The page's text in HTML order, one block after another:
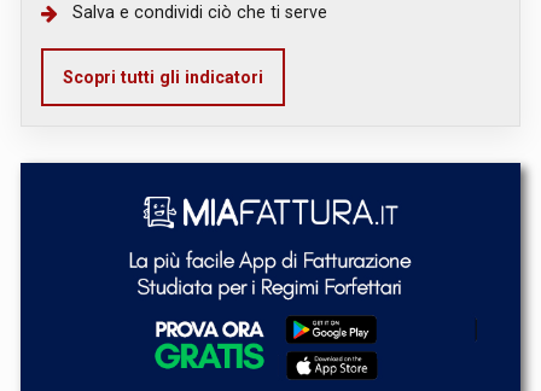
Salva e condividi ciò che ti serve
Scopri tutti gli indicatori